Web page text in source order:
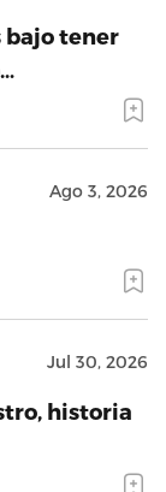
bajo tener
Ago 3, 2026
Jul 30, 2026
historia